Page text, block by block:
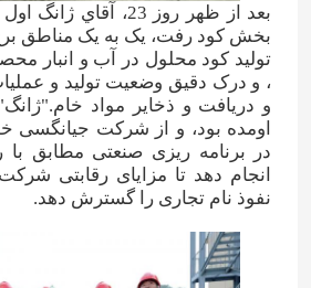
بعد از ظهر روز 23،
بخش کود رفت، يک به يک مناطق
تولید کود محلول در آب و انبار
، و درک دقیق وضعیت تولید و
و دریافت و ذخایر مواد
اومده بود، و از شرکت جیانگسی
در برنامه ریزی صنعتی مطابق
انجام دهد تا مزایای رقابتی
نفوذ نام تجاری را گسترش دهد.